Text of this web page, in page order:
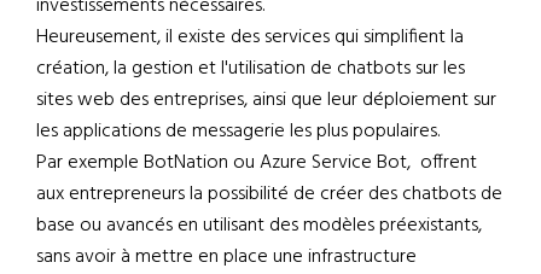
Heureusement, il existe des services qui simplifient la
création, la gestion et l'utilisation de chatbots sur les
sites web des entreprises, ainsi que leur déploiement sur
les applications de messagerie les plus populaires.
Par exemple BotNation ou Azure Service Bot, offrent
aux entrepreneurs la possibilité de créer des chatbots de
base ou avancés en utilisant des modèles préexistants,
sans avoir à mettre en place une infrastructure